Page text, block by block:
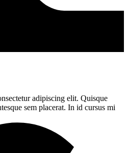
adipiscing elit. Quisque
sem placerat. In id cursus mi